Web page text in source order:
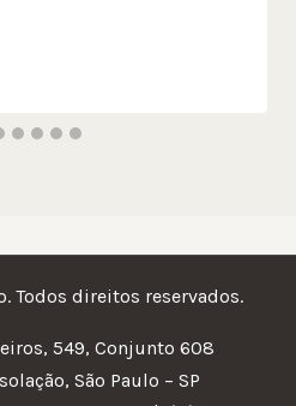
Todos direitos reservados.
549, Conjunto 608
São Paulo – SP